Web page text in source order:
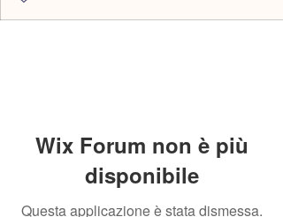
Wix Forum non è più
disponibile
Questa applicazione è stata dismessa.